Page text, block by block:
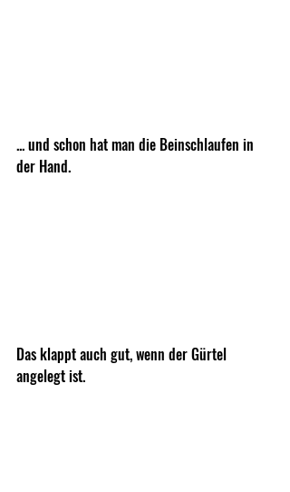
... und schon hat man die Beinschlaufen in
der Hand.
Das klappt auch gut, wenn der Gürtel
angelegt ist.